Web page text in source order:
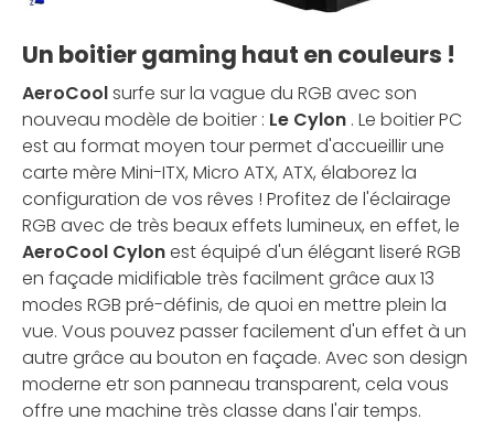
Un boitier gaming haut en couleurs !
AeroCoolsurfe sur la vague du RGB avec son
nouveau modèle de boitier : Le Cylon . Le boitier PC
est au format moyen tour permet d'accueillir une
carte mère Mini-ITX, Micro ATX, ATX, élaborez la
configuration de vos rêves ! Profitez de l'éclairage
RGB avec de très beaux effets lumineux, en effet, le
AeroCool Cylonest équipé d'un élégant liseré RGB
en façade midifiable très facilment grâce aux 13
modes RGB pré-définis, de quoi en mettre plein la
vue. Vous pouvez passer facilement d'un effet à un
autre grâce au bouton en façade. Avec son design
moderne etr son panneau transparent, cela vous
offre une machine très classe dans l'air temps.